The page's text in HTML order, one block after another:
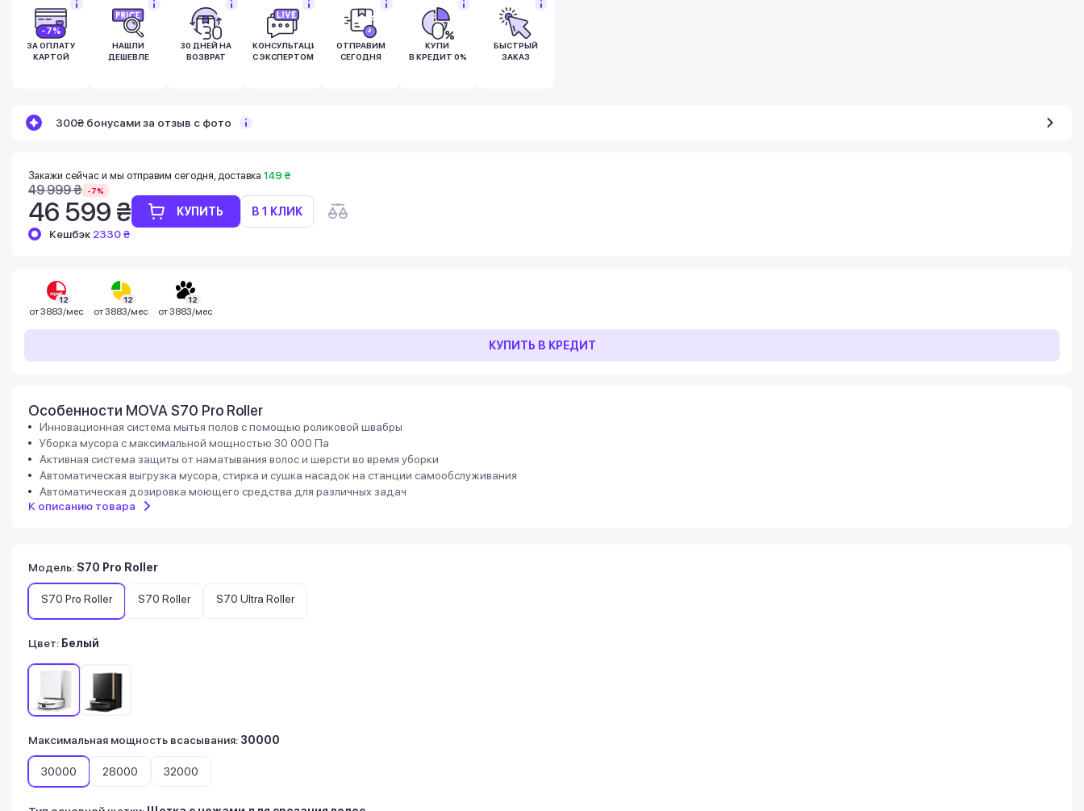
-7%
ЗА ОПЛАТУ
КАРТОЙ
НАШЛИ
ДЕШЕВЛЕ
30 ДНЕЙ НА
ВОЗВРАТ
КОНСУЛЬТАЦИЯ
С ЭКСПЕРТОМ
ОТПРАВИМ
СЕГОДНЯ
КУПИ
В КРЕДИТ 0%
БЫСТРЫЙ
ЗАКАЗ
300₴ бонусами за отзыв с фото
Закажи сейчас и мы отправим сегодня, доставка 149 ₴
49 999 ₴ -7%
46 599 ₴ КУПИТЬ
В 1 КЛИК
Кешбэк 2330 ₴
дней после покупки.
Накопленными бонусами можно оплатить
до 99% стоимости следующей покупки:
детальнее
12
от3883/мес
12
от3883/мес
12
от3883/мес
КУПИТЬ В КРЕДИТ
Особенности MOVA S70 Pro Roller
Инновационная система мытья полов с помощью роликовой швабры
Уборка мусора с максимальной мощностью 30 000 Па
Активная система защиты от наматывания волос и шерсти во время уборки
Автоматическая выгрузка мусора, стирка и сушка насадок на станции самообслуживания
Автоматическая дозировка моющего средства для различных задач
К описанию товара
Модель: S70 Pro Roller
S70 Pro Roller S70 Roller S70 Ultra Roller
Цвет: Белый
Максимальная мощность всасывания: 30000
30000 28000 32000